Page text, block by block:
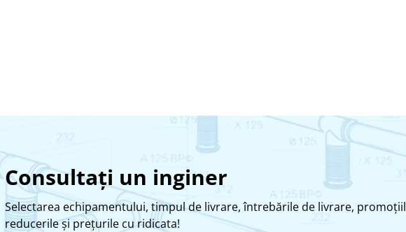
Consultați un inginer
Selectarea echipamentului, timpul de livrare, întrebările de livrare,
reducerile și prețurile cu ridicata!